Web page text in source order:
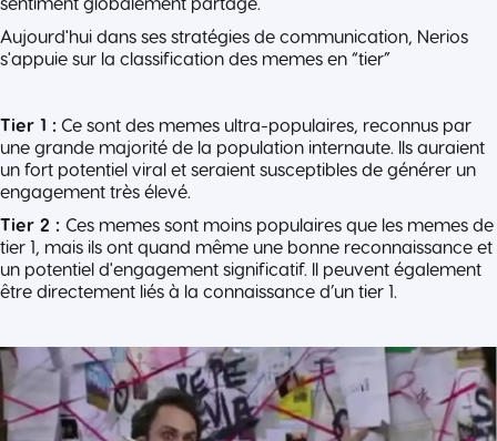
Aujourd'hui dans ses stratégies de communication, Nerios
s'appuie sur la classification des memes en “tier”
Tier 1 : Ce sont des memes ultra-populaires, reconnus par
une grande majorité de la population internaute. Ils auraient
un fort potentiel viral et seraient susceptibles de générer un
engagement très élevé.
Tier 2 : Ces memes sont moins populaires que les memes de
tier 1, mais ils ont quand même une bonne reconnaissance et
un potentiel d'engagement significatif. Il peuvent également
être directement liés à la connaissance d’un tier 1.